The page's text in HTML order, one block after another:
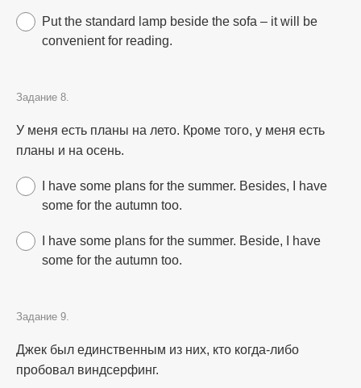
Put the standard lamp beside the sofa – it will be
convenient for reading.
Задание 8.
У меня есть планы на лето. Кроме того, у меня есть
планы и на осень.
I have some plans for the summer. Besides, I have
some for the autumn too.
I have some plans for the summer. Beside, I have
some for the autumn too.
Задание 9.
Джек был единственным из них, кто когда-либо
пробовал виндсерфинг.